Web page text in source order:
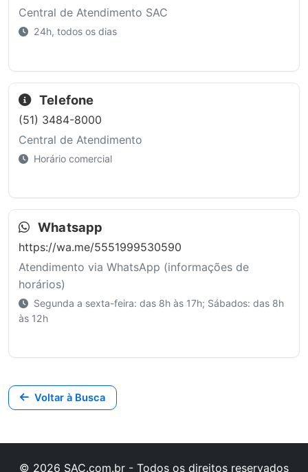
Central de Atendimento SAC
24h, todos os dias
Telefone
(51) 3484-8000
Central de Atendimento
Horário comercial
Whatsapp
https://wa.me/5551999530590
Atendimento via WhatsApp (informações de
horários)
Segunda a sexta-feira: das 8h às 17h; Sábados: das 8h
às 12h
Voltar à Busca
© 2026 SAC.com.br - Todos os direitos reservados